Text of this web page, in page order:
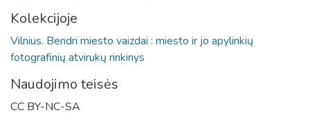
Kolekcijoje
Vilnius. Bendri miesto vaizdai : miesto ir jo apylinkių
fotografinių atvirukų rinkinys
Naudojimo teisės
CC BY-NC-SA